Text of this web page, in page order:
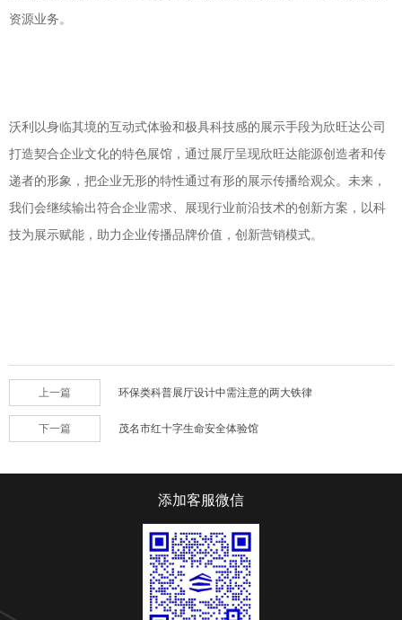
资源业务。
沃利以身临其境的互动式体验和极具科技感的展示手段为欣旺达公司
打造契合企业文化的特色展馆，通过展厅呈现欣旺达能源创造者和传
递者的形象，把企业无形的特性通过有形的展示传播给观众。未来，
我们会继续输出符合企业需求、展现行业前沿技术的创新方案，以科
技为展示赋能，助力企业传播品牌价值，创新营销模式。
上一篇 环保类科普展厅设计中需注意的两大铁律
下一篇 茂名市红十字生命安全体验馆
添加客服微信